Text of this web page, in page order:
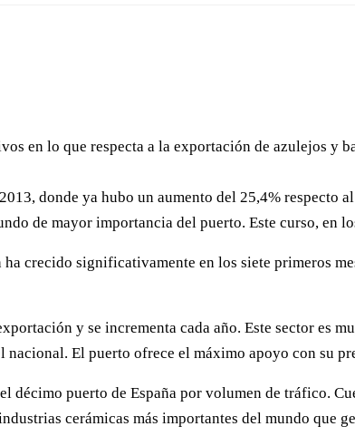
en lo que respecta a la exportación de azulejos y
donde ya hubo un aumento del 25,4% respecto
de mayor importancia del puerto. Este curso, en
crecido significativamente en los siete primeros
y se incrementa cada año. Este sector es
El puerto ofrece el máximo apoyo con su
décimo puerto de España por volumen de tráfico.
cerámicas más importantes del mundo que